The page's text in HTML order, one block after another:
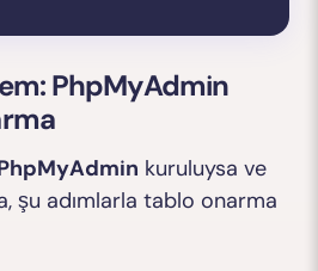
PhpMyAdmin
kuruluysa ve
şu adımlarla tablo onarma